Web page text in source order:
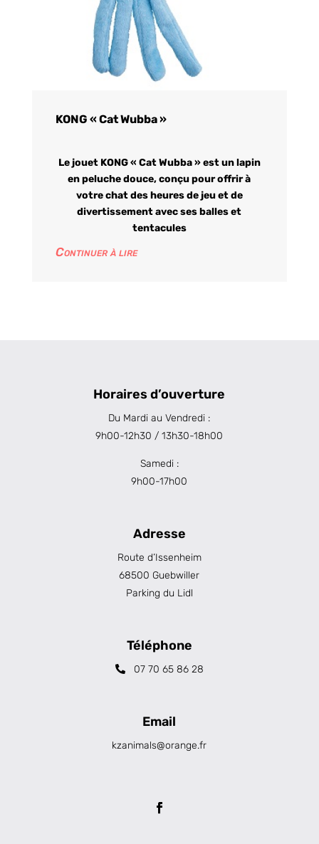
KONG « Cat Wubba »
Le jouet KONG « Cat Wubba » est un lapin
en peluche douce, conçu pour offrir à
votre chat des heures de jeu et de
divertissement avec ses balles et
tentacules
Continuer à lire
Horaires d’ouverture
Du Mardi au Vendredi :
9h00-12h30 / 13h30-18h00
Samedi :
9h00-17h00
Adresse
Route d’Issenheim
68500 Guebwiller
Parking du Lidl
Téléphone
07 70 65 86 28
Email
kzanimals@orange.fr